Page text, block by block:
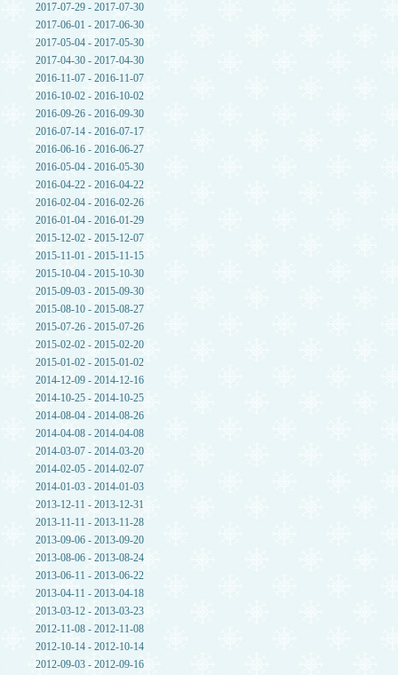
2017-07-29 - 2017-07-30
2017-06-01 - 2017-06-30
2017-05-04 - 2017-05-30
2017-04-30 - 2017-04-30
2016-11-07 - 2016-11-07
2016-10-02 - 2016-10-02
2016-09-26 - 2016-09-30
2016-07-14 - 2016-07-17
2016-06-16 - 2016-06-27
2016-05-04 - 2016-05-30
2016-04-22 - 2016-04-22
2016-02-04 - 2016-02-26
2016-01-04 - 2016-01-29
2015-12-02 - 2015-12-07
2015-11-01 - 2015-11-15
2015-10-04 - 2015-10-30
2015-09-03 - 2015-09-30
2015-08-10 - 2015-08-27
2015-07-26 - 2015-07-26
2015-02-02 - 2015-02-20
2015-01-02 - 2015-01-02
2014-12-09 - 2014-12-16
2014-10-25 - 2014-10-25
2014-08-04 - 2014-08-26
2014-04-08 - 2014-04-08
2014-03-07 - 2014-03-20
2014-02-05 - 2014-02-07
2014-01-03 - 2014-01-03
2013-12-11 - 2013-12-31
2013-11-11 - 2013-11-28
2013-09-06 - 2013-09-20
2013-08-06 - 2013-08-24
2013-06-11 - 2013-06-22
2013-04-11 - 2013-04-18
2013-03-12 - 2013-03-23
2012-11-08 - 2012-11-08
2012-10-14 - 2012-10-14
2012-09-03 - 2012-09-16